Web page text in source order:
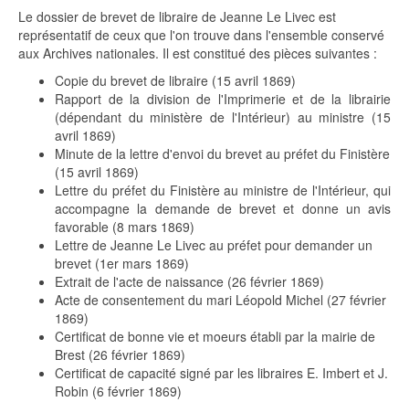
Le dossier de brevet de libraire de Jeanne Le Livec est
représentatif de ceux que l'on trouve dans l'ensemble conservé
aux Archives nationales. Il est constitué des pièces suivantes :
Copie du brevet de libraire (15 avril 1869)
Rapport de la division de l'Imprimerie et de la librairie
(dépendant du ministère de l'Intérieur) au ministre (15
avril 1869)
Minute de la lettre d'envoi du brevet au préfet du Finistère
(15 avril 1869)
Lettre du préfet du Finistère au ministre de l'Intérieur, qui
accompagne la demande de brevet et donne un avis
favorable (8 mars 1869)
Lettre de Jeanne Le Livec au préfet pour demander un
brevet (1er mars 1869)
Extrait de l'acte de naissance (26 février 1869)
Acte de consentement du mari Léopold Michel (27 février
1869)
Certificat de bonne vie et moeurs établi par la mairie de
Brest (26 février 1869)
Certificat de capacité signé par les libraires E. Imbert et J.
Robin (6 février 1869)